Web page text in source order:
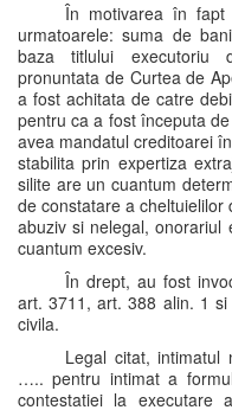
În motivarea în fapt
urmatoarele: suma de
baza titlului executoriu
pronuntata de Curtea de
a fost achitata de catre
pentru ca a fost începuta
avea mandatul creditoarei
stabilita prin expertiza
silite are un cuantum
de constatare a
abuziv si nelegal, onorariul
cuantum excesiv.
În drept, au fost
art. 3711, art. 388 alin. 1
civila.
Legal citat,
….. pentru intimat a
contestatiei la